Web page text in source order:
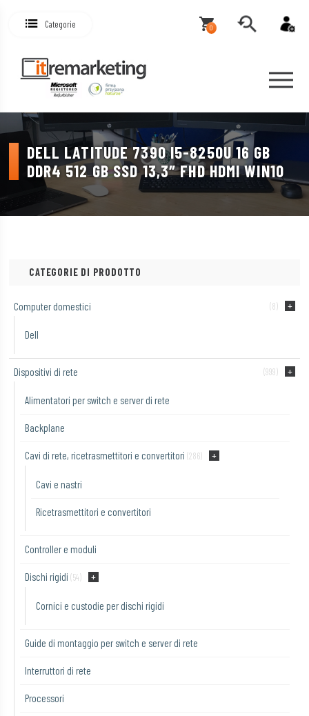
Categorie 0
DELL LATITUDE 7390 I5-8250U 16 GB
DDR4 512 GB SSD 13,3″ FHD HDMI WIN10
CATEGORIE DI PRODOTTO
Computer domestici (8)
Dell
Dispositivi di rete (999)
Alimentatori per switch e server di rete
Backplane
Cavi di rete, ricetrasmettitori e convertitori (286)
Cavi e nastri
Ricetrasmettitori e convertitori
Controller e moduli
Dischi rigidi (54)
Cornici e custodie per dischi rigidi
Guide di montaggio per switch e server di rete
Interruttori di rete
Processori